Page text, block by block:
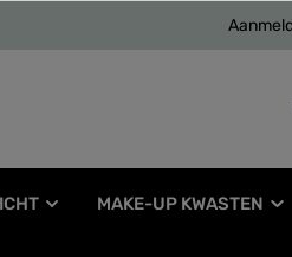
MAKE-UP KWASTEN